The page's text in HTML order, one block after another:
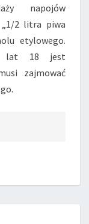
napojów
2 litra piwa
etylowego.
lat 18 jest
zajmować